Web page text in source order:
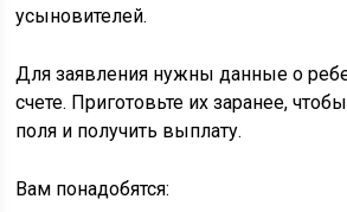
усыновителей.
Для заявления нужны данные о
счете. Приготовьте их заранее,
поля и получить выплату.
Вам понадобятся: